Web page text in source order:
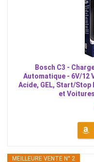
Bosch C3 -
Automatique - 6V/12
Acide, GEL, Start/Stop
et
MEILLEURE VENTE N° 2